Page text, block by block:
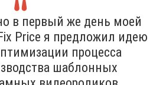
в первый же день моей
Price я предложил идею
процесса
шаблонных